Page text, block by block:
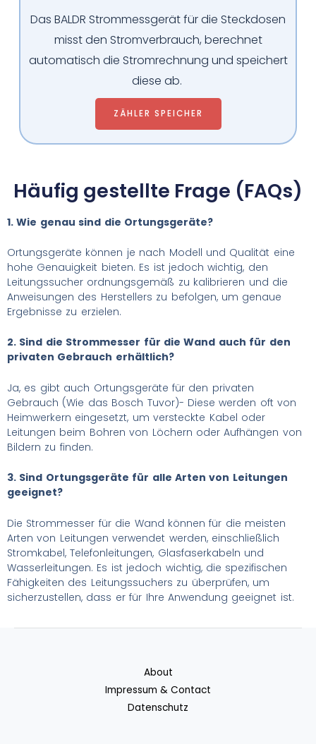
Das BALDR Strommessgerät für die Steckdosen
misst den Stromverbrauch, berechnet
automatisch die Stromrechnung und speichert
diese ab.
ZÄHLER SPEICHER
Häufig gestellte Frage (FAQs)
1. Wie genau sind die Ortungsgeräte?
Ortungsgeräte können je nach Modell und Qualität eine
hohe Genauigkeit bieten. Es ist jedoch wichtig, den
Leitungssucher ordnungsgemäß zu kalibrieren und die
Anweisungen des Herstellers zu befolgen, um genaue
Ergebnisse zu erzielen.
2. Sind die Strommesser für die Wand auch für den
privaten Gebrauch erhältlich?
Ja, es gibt auch Ortungsgeräte für den privaten
Gebrauch (Wie das Bosch Tuvor)- Diese werden oft von
Heimwerkern eingesetzt, um versteckte Kabel oder
Leitungen beim Bohren von Löchern oder Aufhängen von
Bildern zu finden.
3. Sind Ortungsgeräte für alle Arten von Leitungen
geeignet?
Die Strommesser für die Wand können für die meisten
Arten von Leitungen verwendet werden, einschließlich
Stromkabel, Telefonleitungen, Glasfaserkabeln und
Wasserleitungen. Es ist jedoch wichtig, die spezifischen
Fähigkeiten des Leitungssuchers zu überprüfen, um
sicherzustellen, dass er für Ihre Anwendung geeignet ist.
About
Impressum & Contact
Datenschutz